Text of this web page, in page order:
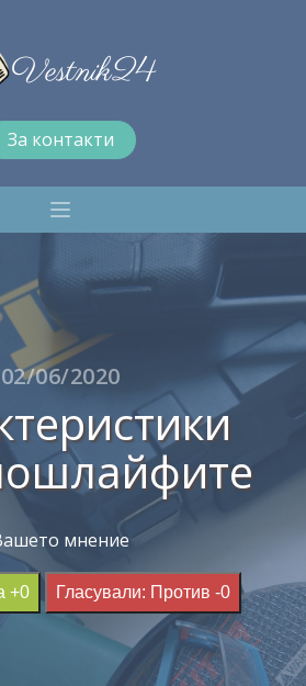
За контакти
02/06/2020
мнение
+0 Гласували: Против -0